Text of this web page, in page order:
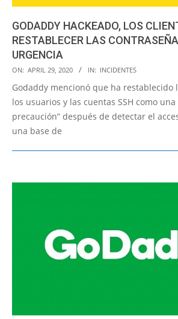
GODADDY HACKEADO, LOS
RESTABLECER LAS
URGENCIA
2020-
04-
29
ON: APRIL 29, 2020 IN: INCIDENTES
Godaddy mencionó que ha restablecido
los usuarios y las cuentas SSH como
precaución” después de detectar el
una base de